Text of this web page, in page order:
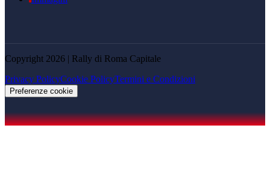
Copyright 2026 | Rally di Roma Capitale
Privacy PolicyCookie PolicyTermini e Condizioni
Preferenze cookie